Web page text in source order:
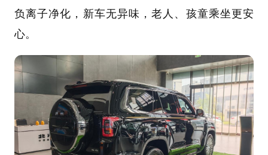
负离子净化，新车无异味，老人、孩童乘坐更安
心。